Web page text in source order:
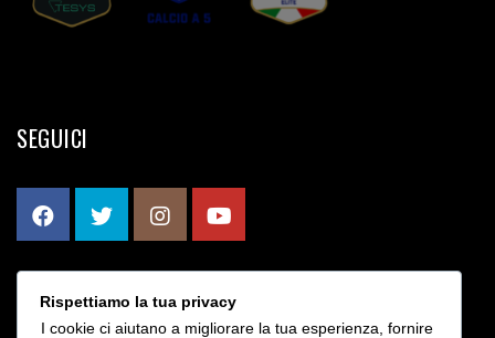
SEGUICI
CONTATTI
Rispettiamo la tua privacy
I cookie ci aiutano a migliorare la tua esperienza, fornire